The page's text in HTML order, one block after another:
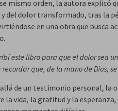
mismo orden, la autora explicó
y del dolor transformado, tras la
en una obra que busca
este libro para que el dolor sea
que, de la mano de Dios,
allá de un testimonio personal, la
la vida, la gratitud y la